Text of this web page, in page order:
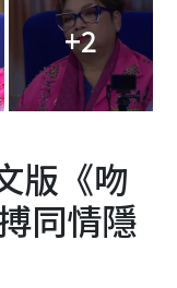
+2
版《吻
同情隱